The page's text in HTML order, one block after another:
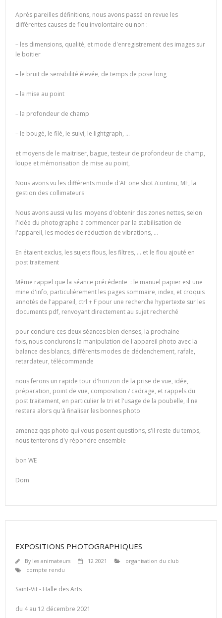
Après pareilles définitions, nous avons passé en revue les
différentes causes de flou involontaire ou non :
– les dimensions, qualité, et mode d'enregistrement des images sur
le boitier
– le bruit de sensibilité élevée, de temps de pose long
– la mise au point
– la profondeur de champ
– le bougé, le filé, le suivi, le lightgraph, …
et moyens de le maitriser, bague, testeur de profondeur de champ,
loupe et mémorisation de mise au point,
Nous avons vu les différents mode d'AF one shot /continu, MF, la
gestion des collimateurs
Nous avons aussi vu les moyens d'obtenir des zones nettes, selon
l'idée du photographe à commencer par la stabilisation de
l'appareil, les modes de réduction de vibrations, …
En étaient exclus, les sujets flous, les filtres, … et le flou ajouté en
post traitement
Même rappel que la séance précédente : le manuel papier est une
mine d'info, particulièrement les pages sommaire, index, et croquis
annotés de l'appareil, ctrl + F pour une recherche hypertexte sur les
documents pdf, renvoyant directement au sujet recherché
pour conclure ces deux séances bien denses, la prochaine
fois, nous conclurons la manipulation de l'appareil photo avec la
balance des blancs, différents modes de déclenchement, rafale,
retardateur, télécommande
nous ferons un rapide tour d'horizon de la prise de vue, idée,
préparation, point de vue, composition / cadrage, et rappels du
post traitement, en particulier le tri et l'usage de la poubelle, il ne
restera alors qu'à finaliser les bonnes photo
amenez qqs photo qui vous posent questions, s'il reste du temps,
nous tenterons d'y répondre ensemble
bon WE
Dom
EXPOSITIONS PHOTOGRAPHIQUES
By les animateurs 12 2021
organisation du club
compte rendu
Saint-Vit - Halle des Arts
du 4 au 12 décembre 2021